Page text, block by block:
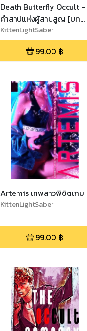
Death Butterfly Occult -
คำสาปแห่งผู้สาบสูญ [บท
ต้น]
KittenLightSaber
99.00 ฿
Artemis เทพสาวพิชิตเกม
KittenLightSaber
99.00 ฿